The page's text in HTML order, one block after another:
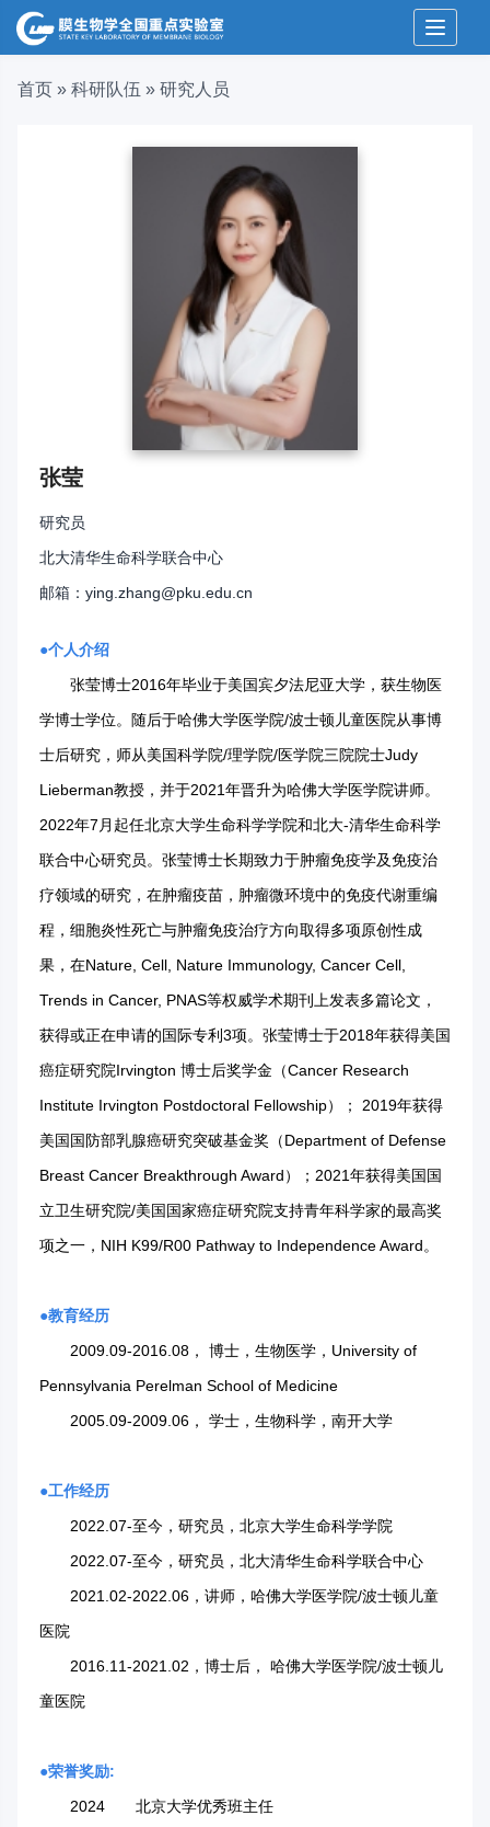
Toggle
首页 » 科研队伍 » 研究人员
张莹
研究员
北大清华生命科学联合中心
邮箱：ying.zhang@pku.edu.cn
●个人介绍
张莹博士2016年毕业于美国宾夕法尼亚大学，获生物医
学博士学位。随后于哈佛大学医学院/波士顿儿童医院从事博
士后研究，师从美国科学院/理学院/医学院三院院士Judy
Lieberman教授，并于2021年晋升为哈佛大学医学院讲师。
2022年7月起任北京大学生命科学学院和北大-清华生命科学
联合中心研究员。张莹博士长期致力于肿瘤免疫学及免疫治
疗领域的研究，在肿瘤疫苗，肿瘤微环境中的免疫代谢重编
程，细胞炎性死亡与肿瘤免疫治疗方向取得多项原创性成
果，在Nature, Cell, Nature Immunology, Cancer Cell,
Trends in Cancer, PNAS等权威学术期刊上发表多篇论文，
获得或正在申请的国际专利3项。张莹博士于2018年获得美国
癌症研究院Irvington 博士后奖学金（Cancer Research
Institute Irvington Postdoctoral Fellowship）； 2019年获得
美国国防部乳腺癌研究突破基金奖（Department of Defense
Breast Cancer Breakthrough Award）；2021年获得美国国
立卫生研究院/美国国家癌症研究院支持青年科学家的最高奖
项之一，NIH K99/R00 Pathway to Independence Award。
●教育经历
2009.09-2016.08， 博士，生物医学，University of
Pennsylvania Perelman School of Medicine
2005.09-2009.06， 学士，生物科学，南开大学
●工作经历
2022.07-至今，研究员，北京大学生命科学学院
2022.07-至今，研究员，北大清华生命科学联合中心
2021.02-2022.06，讲师，哈佛大学医学院/波士顿儿童
医院
2016.11-2021.02，博士后， 哈佛大学医学院/波士顿儿
童医院
●荣誉奖励:
2024 北京大学优秀班主任